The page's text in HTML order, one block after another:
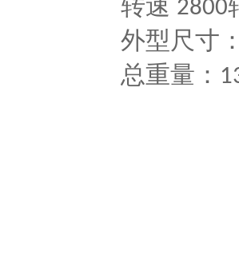
转速 2800
外型尺寸
总重量：